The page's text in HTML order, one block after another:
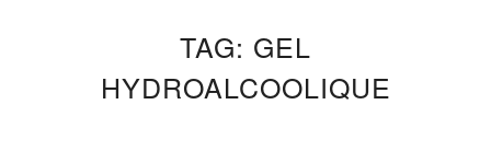
TAG: GEL
HYDROALCOOLIQUE